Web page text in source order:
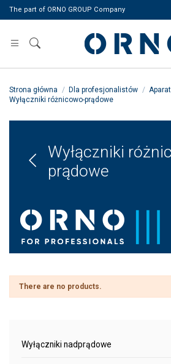
The part of ORNO GROUP Company
Strona główna Dla profesjonalistów
Wyłączniki różnicowo-prądowe
Wyłączniki
prądowe
There are no products.
Wyłączniki nadprądowe